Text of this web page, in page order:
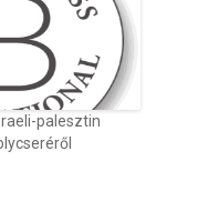
palesztin